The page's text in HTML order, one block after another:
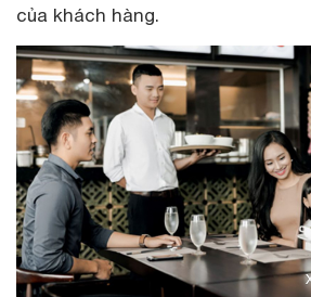
của khách hàng.